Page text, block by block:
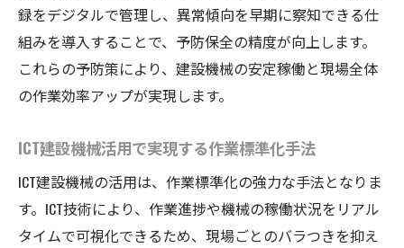
録をデジタルで管理し、異常傾向を早期に察知できる仕
組みを導入することで、予防保全の精度が向上します。
これらの予防策により、建設機械の安定稼働と現場全体
の作業効率アップが実現します。
ICT建設機械活用で実現する作業標準化手法
ICT建設機械の活用は、作業標準化の強力な手法となりま
す。ICT技術により、作業進捗や機械の稼働状況をリアル
タイムで可視化できるため、現場ごとのバラつきを抑え